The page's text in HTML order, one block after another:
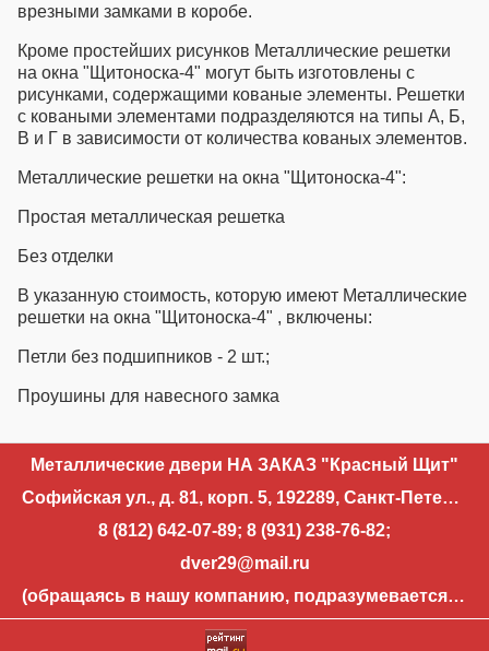
врезными замками в коробе.
Кроме простейших рисунков Металлические решетки
на окна "Щитоноска-4" могут быть изготовлены с
рисунками, содержащими кованые элементы. Решетки
с коваными элементами подразделяются на типы А, Б,
В и Г в зависимости от количества кованых элементов.
Металлические решетки на окна "Щитоноска-4":
Простая металлическая решетка
Без отделки
В указанную стоимость, которую имеют Металлические
решетки на окна "Щитоноска-4" , включены:
Петли без подшипников - 2 шт.;
Проушины для навесного замка
Металлические двери НА ЗАКАЗ "Красный Щит"
Софийская ул., д. 81, корп. 5, 192289, Санкт-Петербург
8 (812) 642-07-89; 8 (931) 238-76-82;
dver29@mail.ru
(обращаясь в нашу компанию, подразумевается, что вы разрешаете использовать свои контактные данные для уточнения деталей запроса и направления ответа на запрос)